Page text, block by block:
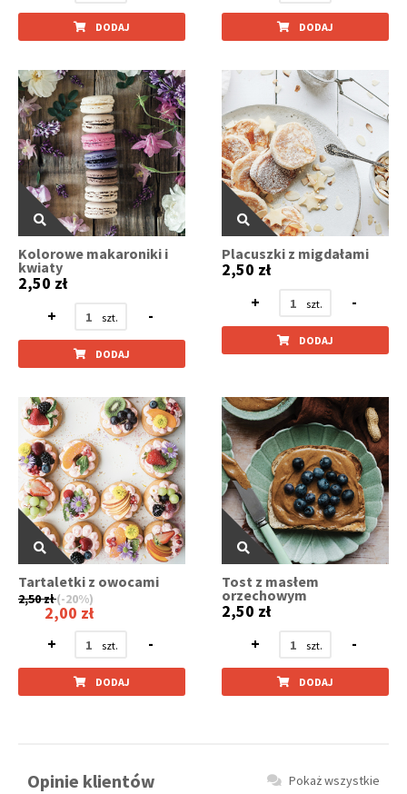
DODAJ DODAJ
Kolorowe makaroniki i
kwiaty
2,50 zł
+
-
DODAJ
Placuszki z migdałami
2,50 zł
+
-
DODAJ
Tartaletki z owocami
2,50 zł (-20%)
2,00 zł
+
-
DODAJ
Tost z masłem
orzechowym
2,50 zł
+
-
DODAJ
Opinie klientów Pokaż wszystkie